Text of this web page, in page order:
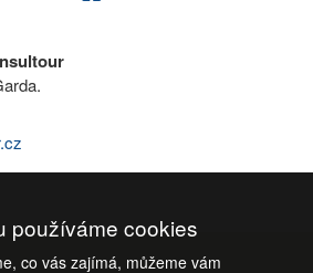
používáme cookies
co vás zajímá, můžeme vám